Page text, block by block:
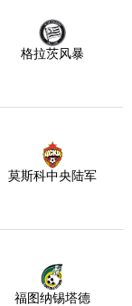
格拉茨风暴
莫斯科中央陆军
福图纳锡塔德